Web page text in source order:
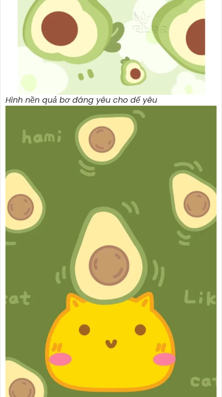
Hình nền quả bơ đáng yêu cho dế yêu